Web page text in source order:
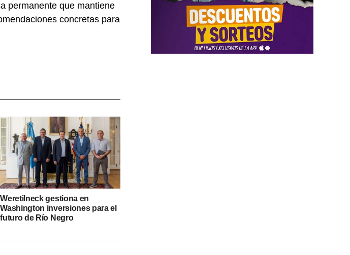
permanente que mantiene
concretas para
Weretilneck gestiona en
Washington inversiones para el
futuro de Río Negro